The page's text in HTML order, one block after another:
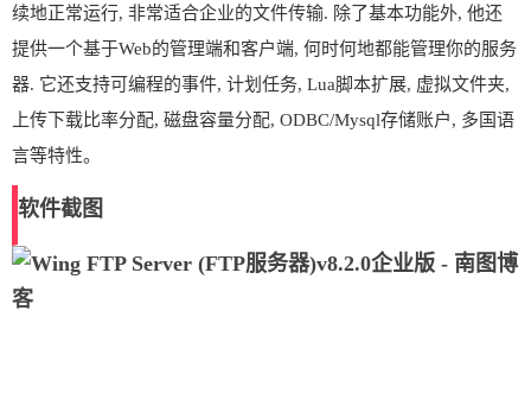
续地正常运行, 非常适合企业的文件传输. 除了基本功能外, 他还
提供一个基于Web的管理端和客户端, 何时何地都能管理你的服务
器. 它还支持可编程的事件, 计划任务, Lua脚本扩展, 虚拟文件夹,
上传下载比率分配, 磁盘容量分配, ODBC/Mysql存储账户, 多国语
言等特性。
软件截图